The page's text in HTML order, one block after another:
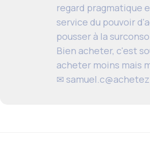
regard pragmatique
service du pouvoir
pousser à la
Bien acheter, c'est
acheter moins mais
✉